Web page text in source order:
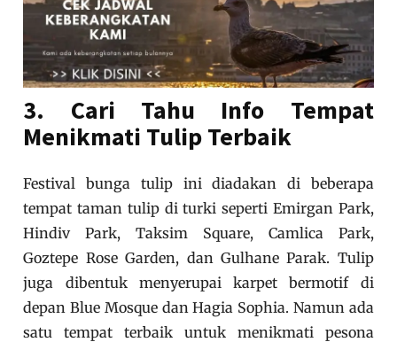
3. Cari Tahu Info Tempat
Menikmati Tulip Terbaik
Festival bunga tulip ini diadakan di beberapa
tempat taman tulip di turki seperti Emirgan Park,
Hindiv Park, Taksim Square, Camlica Park,
Goztepe Rose Garden, dan Gulhane Parak. Tulip
juga dibentuk menyerupai karpet bermotif di
depan Blue Mosque dan Hagia Sophia. Namun ada
satu tempat terbaik untuk menikmati pesona